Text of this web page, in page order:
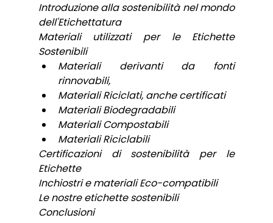
Introduzione alla sostenibilità nel mondo
dell'Etichettatura
Materiali utilizzati per le Etichette
Sostenibili
Materiali derivanti da fonti
rinnovabili,
Materiali Riciclati, anche certificati
Materiali Biodegradabili
Materiali Compostabili
Materiali Riciclabili
Certificazioni di sostenibilità per le
Etichette
Inchiostri e materiali Eco-compatibili
Le nostre etichette sostenibili
Conclusioni